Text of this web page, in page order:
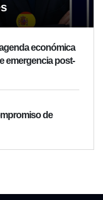
económica
emergencia post-
de